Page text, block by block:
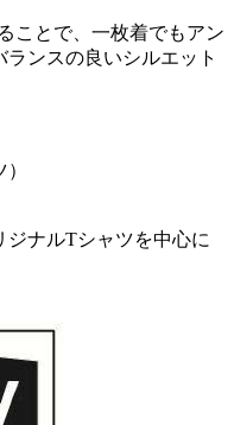
ことで、一枚着でもアン
ンスの良いシルエット
ジナルTシャツを中心に